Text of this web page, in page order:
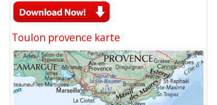
Toulon provence karte